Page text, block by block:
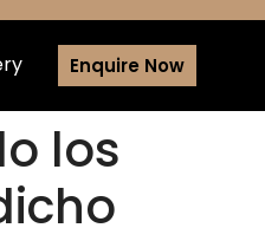
Enquire Now
los